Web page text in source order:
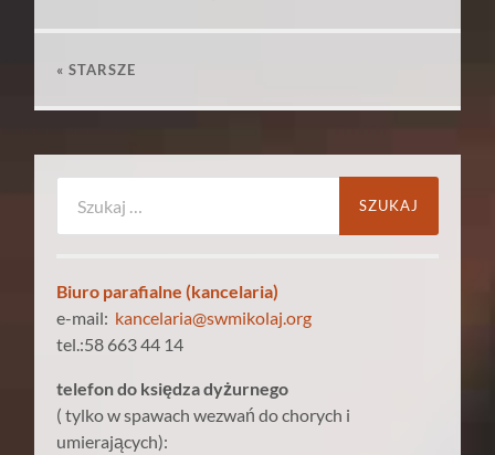
« STARSZE
Biuro parafialne (kancelaria)
e-mail: kancelaria@swmikolaj.org
tel.:58 663 44 14
telefon do księdza dyżurnego
( tylko w spawach wezwań do chorych i
umierających):